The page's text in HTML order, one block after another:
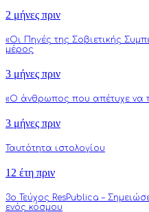
2 μήνες πριν
«Οι Πηγές της Σοβιετικής
μέρος
3 μήνες πριν
«Ο άνθρωπος που απέτυχε να
3 μήνες πριν
Ταυτότητα ιστολογίου
12 έτη πριν
3o Τεύχος ResPublica –
ενός κόσμου